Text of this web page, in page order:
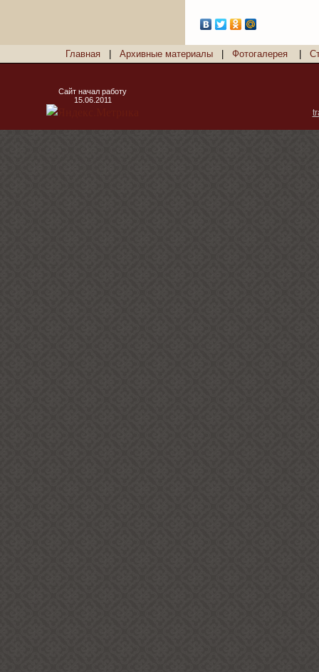
Главная Архивные материалы Фотогалерея
Сайт начал работу
15.06.2011